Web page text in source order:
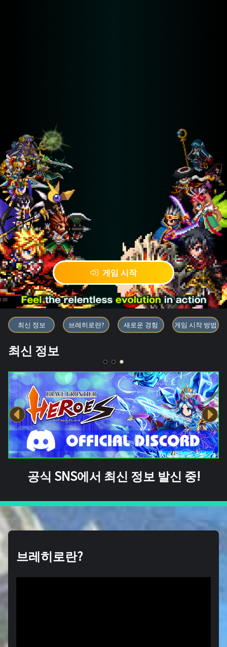
게임 시작
블록체인 게임 「BRAVE
최신 정보 브레히로란? 새로운 경험 게임 시작 방법
최신 정보
공식 SNS에서 최신 정보 발신 중!
브레히로란?